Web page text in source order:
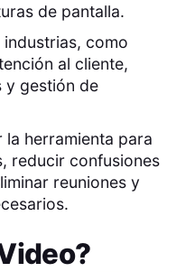
de pantalla.
como
al cliente,
y gestión de
la herramienta para
reducir confusiones
reuniones y
?